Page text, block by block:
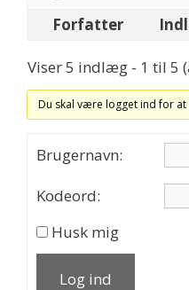
Forfatter
Viser 5 indlæg - 1 til 5
Du skal være logget ind for
Brugernavn:
Kodeord:
Husk mig
Log ind